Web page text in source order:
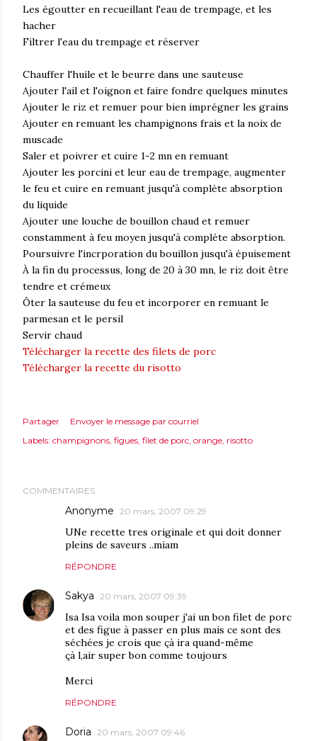
Les égoutter en recueillant l'eau de trempage, et les
hacher
Filtrer l'eau du trempage et réserver
Chauffer l'huile et le beurre dans une sauteuse
Ajouter l'ail et l'oignon et faire fondre quelques minutes
Ajouter le riz et remuer pour bien imprégner les grains
Ajouter en remuant les champignons frais et la noix de
muscade
Saler et poivrer et cuire 1-2 mn en remuant
Ajouter les porcini et leur eau de trempage, augmenter
le feu et cuire en remuant jusqu'à complète absorption
du liquide
Ajouter une louche de bouillon chaud et remuer
constamment à feu moyen jusqu'à complète absorption.
Poursuivre l'incrporation du bouillon jusqu'à épuisement
À la fin du processus, long de 20 à 30 mn, le riz doit être
tendre et crémeux
Ôter la sauteuse du feu et incorporer en remuant le
parmesan et le persil
Servir chaud
Télécharger la recette des filets de porc
Télécharger la recette du risotto
Partager
Envoyer le message par courriel
Labels: champignons figues filet de porc orange risotto
COMMENTAIRES
Anonyme 20 mars, 2007 09:29
UNe recette tres originale et qui doit donner
pleins de saveurs ..miam
RÉPONDRE
Sakya 20 mars, 2007 09:39
Isa Isa voila mon souper j'ai un bon filet de porc
et des figue à passer en plus mais ce sont des
séchées je crois que çà ira quand-même
çà l,air super bon comme toujours
Merci
RÉPONDRE
Doria 20 mars, 2007 09:46